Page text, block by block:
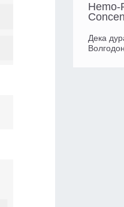
Hemo-
Дека